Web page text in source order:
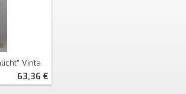
Oval Abg. Perlmutt
63,36 €